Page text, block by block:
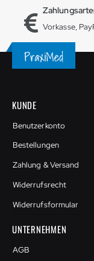
Vorkasse,
KUNDE
Benutzerkonto
Bestellungen
Zahlung & Versand
Widerrufsrecht
Widerrufsformular
UNTERNEHMEN
AGB